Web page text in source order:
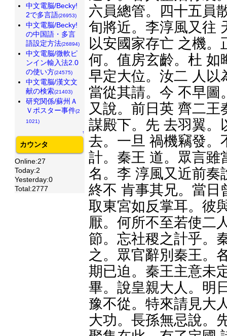
六員總管。四十五員
旬將近。李淳風又往
以安國家存亡 之機
何。值房玄齡。杜 如
早定大位。汝二 人以
當從其請。今 不早圖
又說。前日英 齊二
謀殿下。先 去羽翼。
去。一旦 禍機竊發。
計。秦王 道。眾言雖
名。李 淳風又近前奏
終不 肯事其兄。當日
取東宮如反掌耳。彼
厭。何所不至若使二
節。忘社稷之計乎。
之。眾官辭別秦王。
期已迫。秦王主意未
畢。說皇親大人。明
豫不從。特來請見大
大功。長孫無忌說。
中文電脳/Becky!
2で多言語(26953)
中文電脳/Becky!
の中国語・多言
語設定方法(26894)
中文電脳/微軟ピ
ンイン輸入法2.0
の使い方(24575)
中文電脳/漢文文
献の検索(21403)
研究関係/蘇州Ａ
Ｖポスター事件(2
1021)
↑
カウンタ
Online:27
Today:2
Yesterday:0
Total:2777